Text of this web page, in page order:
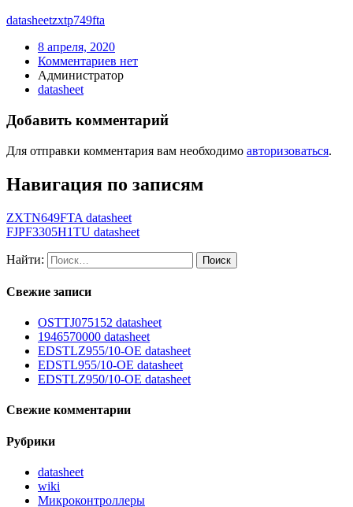
datasheetzxtp749fta
8 апреля, 2020
Комментариев нет
Администратор
datasheet
Добавить комментарий
Для отправки комментария вам необходимо авторизоваться.
Навигация по записям
ZXTN649FTA datasheet
FJPF3305H1TU datasheet
Найти:
Свежие записи
OSTTJ075152 datasheet
1946570000 datasheet
EDSTLZ955/10-OE datasheet
EDSTL955/10-OE datasheet
EDSTLZ950/10-OE datasheet
Свежие комментарии
Рубрики
datasheet
wiki
Микроконтроллеры